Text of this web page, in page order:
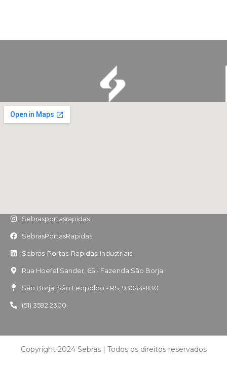
Sebrasportasrapidas
SebrasPortasRapidas
Sebras-Portas-Rapidas-Industriais
Rua Hoefel Sander, 65 - Fazenda São Borja
São Borja, São Leopoldo - RS, 93044-830
(51) 3592.2300
Copyright 2024 Sebras | Todos os direitos reservados